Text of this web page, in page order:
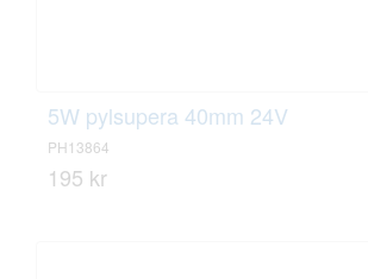
5W pylsupera 40mm 24V
PH13864
195 kr